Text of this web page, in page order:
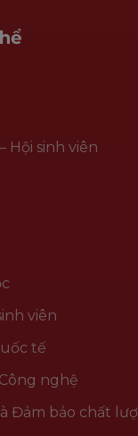
Hội sinh viên
viên
tế
nghệ
Đảm bảo chất